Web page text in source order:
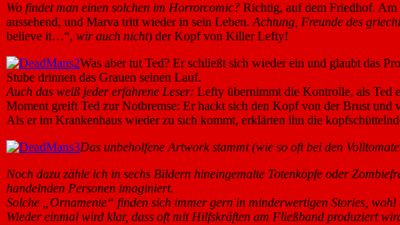
Wo findet man einen solchen im Horrorcomic? Richtig, auf dem Friedhof. Am
aussehend, und Marva tritt wieder in sein Leben. Achtung, Freunde des
believe it…“, wir auch nicht) der Kopf von Killer Lefty!
Was aber tut Ted? Er schließt sich wieder ein und glaubt das
Stube drinnen das Grauen seinen Lauf.
Auch das weiß jeder erfahrene Leser: Lefty übernimmt die Kontrolle, als Ted
Moment greift Ted zur Notbremse: Er hackt sich den Kopf von der Brust und
Als er im Krankenhaus wieder zu sich kommt, erklärten ihn die
Das unbeholfene Artwork stammt (wie so oft bei den
Noch dazu zähle ich in sechs Bildern hineingemalte Totenköpfe oder
handelnden Personen imaginiert.
Solche „Ornamente“ finden sich immer gern in minderwertigen Stories,
Wieder einmal wird klar, dass oft mit Hilfskräften am Fließband produziert